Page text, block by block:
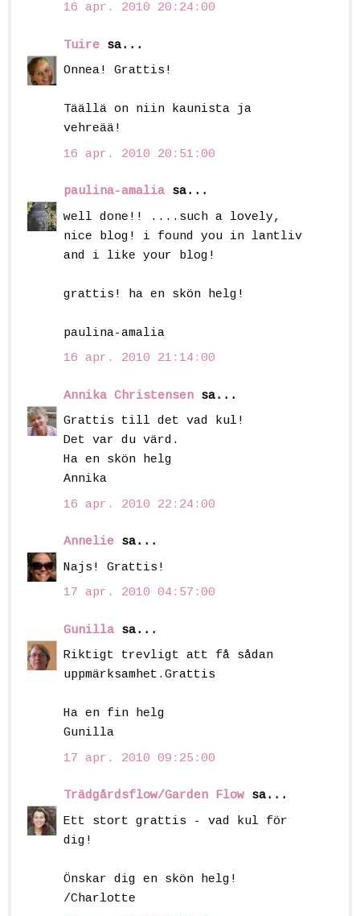
16 apr. 2010 20:24:00
Tuire sa...
Onnea! Grattis!
Täällä on niin kaunista ja
vehreää!
16 apr. 2010 20:51:00
paulina-amalia sa...
well done!! ....such a lovely,
nice blog! i found you in lantliv
and i like your blog!
grattis! ha en skön helg!
paulina-amalia
16 apr. 2010 21:14:00
Annika Christensen sa...
Grattis till det vad kul!
Det var du värd.
Ha en skön helg
Annika
16 apr. 2010 22:24:00
Annelie sa...
Najs! Grattis!
17 apr. 2010 04:57:00
Gunilla sa...
Riktigt trevligt att få sådan
uppmärksamhet.Grattis
Ha en fin helg
Gunilla
17 apr. 2010 09:25:00
Trädgårdsflow/Garden Flow sa...
Ett stort grattis - vad kul för
dig!
Önskar dig en skön helg!
/Charlotte